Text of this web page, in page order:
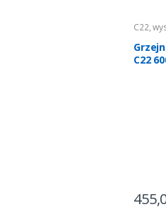
C22,
C22